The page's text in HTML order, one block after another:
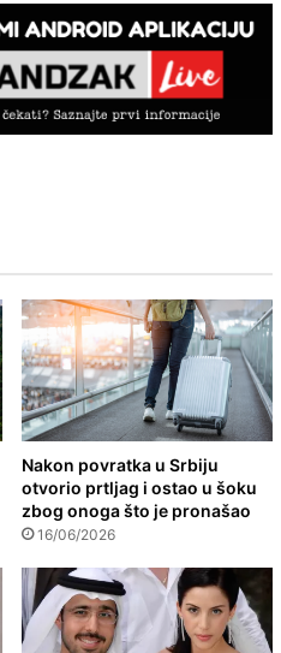
Nakon povratka u Srbiju
otvorio prtljag i ostao u šoku
zbog onoga što je pronašao
16/06/2026